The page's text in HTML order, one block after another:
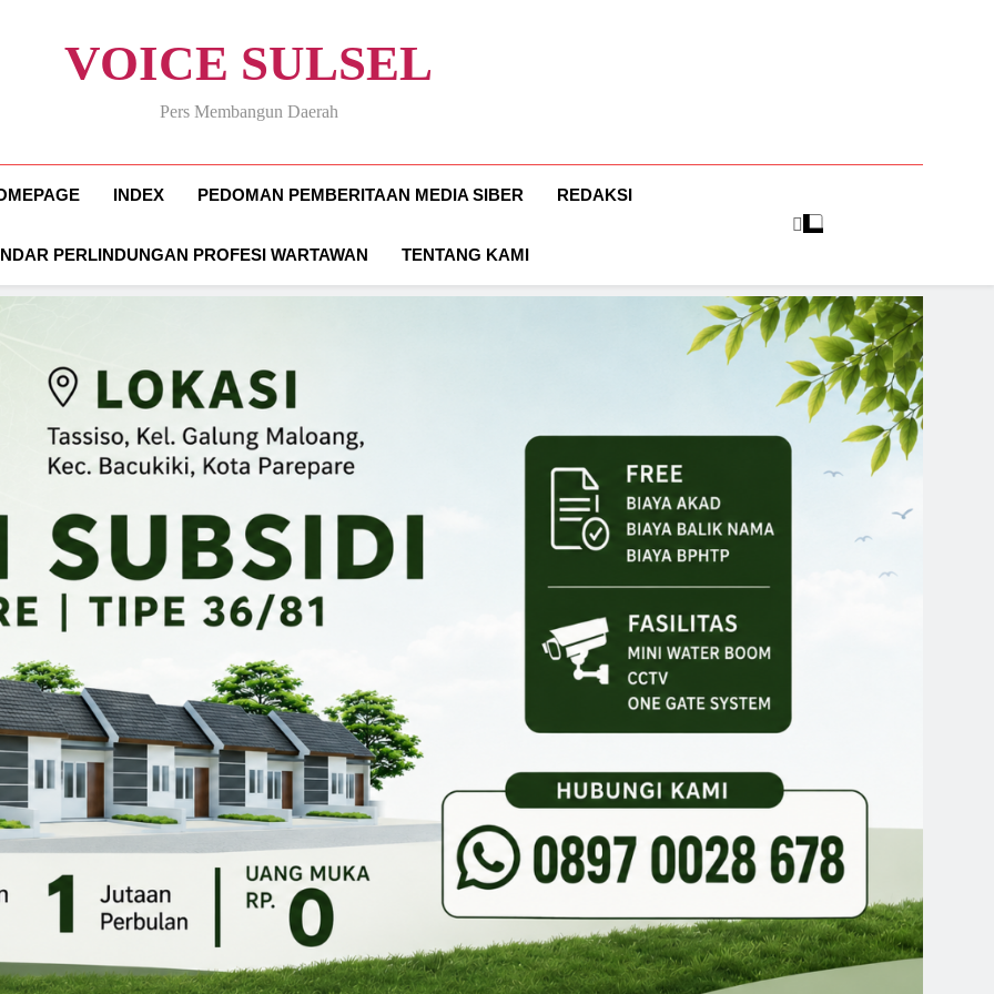
VOICE SULSEL
Pers Membangun Daerah
INDEX PEDOMAN PEMBERITAAN MEDIA SIBER REDAKSI
PERLINDUNGAN PROFESI WARTAWAN TENTANG KAMI